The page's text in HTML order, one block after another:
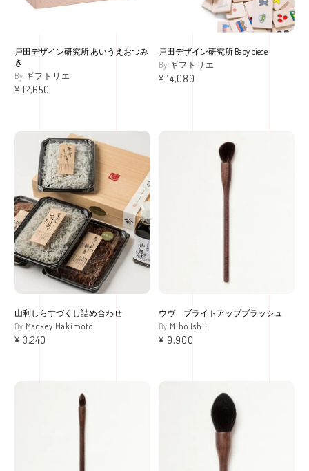
戸田デザイン研究所 あいうえおつみ
き
ギフトリエ
¥ 12,650
戸田デザイン研究所 Baby piece
ギフトリエ
¥ 14,080
山利しらすづくし詰め合わせ
Mackey Makimoto
¥ 3,240
ウヴ ブライトアップブラッシュ
Miho Ishii
¥ 9,900